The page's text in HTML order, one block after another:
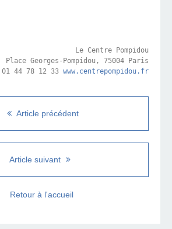
Le Centre Pompidou
Place Georges-Pompidou, 75004 Paris
01 44 78 12 33 www.centrepompidou.fr
Article précédent
Article suivant
Retour à l'accueil